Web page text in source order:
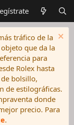
tráfico de la
que da la
para
Rolex hasta
bolsillo,
de estilográficas.
donde
precio. Para
.